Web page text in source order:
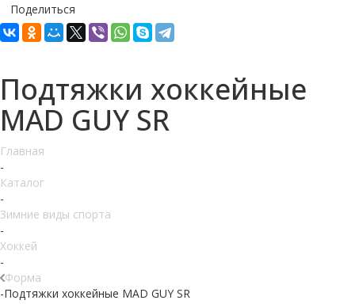
Поделиться
Подтяжки хоккейные
MAD GUY SR
Главная
-
Каталог
-
Зимние виды спорта
-
Хоккей
-
Форма
-Подтяжки хоккейные MAD GUY SR